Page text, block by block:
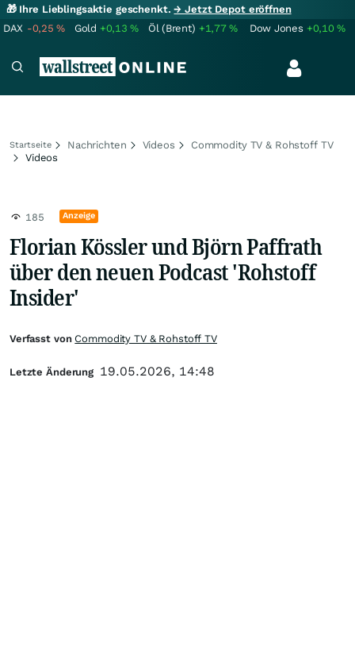
🎁 Ihre Lieblingsaktie geschenkt.→ Jetzt Depot eröffnen
DAX -0,25% Gold +0,13% Öl (Brent) +1,77% Dow Jones +0,10%
Startseite Nachrichten Videos
Commodity TV & Rohstoff TV
Videos
185 Anzeige
Florian Kössler und Björn Paffrath
über den neuen Podcast 'Rohstoff
Insider'
Verfasst von Commodity TV & Rohstoff TV
Letzte Änderung 19.05.2026, 14:48